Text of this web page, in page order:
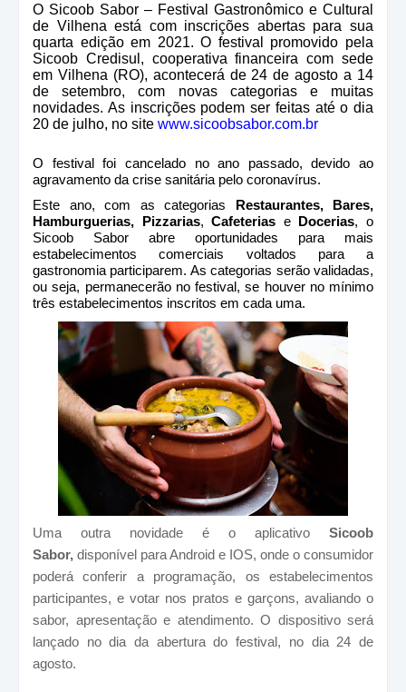
O Sicoob Sabor – Festival Gastronômico e Cultural
de Vilhena está com inscrições abertas para sua
quarta edição em 2021. O festival promovido pela
Sicoob Credisul, cooperativa financeira com sede
em Vilhena (RO), acontecerá de 24 de agosto a 14
de setembro, com novas categorias e muitas
novidades. As inscrições podem ser feitas até o dia
20 de julho, no site www.sicoobsabor.com.br
O festival foi cancelado no ano passado, devido ao
agravamento da crise sanitária pelo coronavírus.
Este ano, com as categorias Restaurantes, Bares,
Hamburguerias, Pizzarias,Cafeterias e Docerias, o
Sicoob Sabor abre oportunidades para mais
estabelecimentos comerciais voltados para a
gastronomia participarem. As categorias serão validadas,
ou seja, permanecerão no festival, se houver no mínimo
três estabelecimentos inscritos em cada uma.
Uma outra novidade é o aplicativo Sicoob
Sabor, disponível para Android e IOS, onde o consumidor
poderá conferir a programação, os estabelecimentos
participantes, e votar nos pratos e garçons, avaliando o
sabor, apresentação e atendimento. O dispositivo será
lançado no dia da abertura do festival, no dia 24 de
agosto.